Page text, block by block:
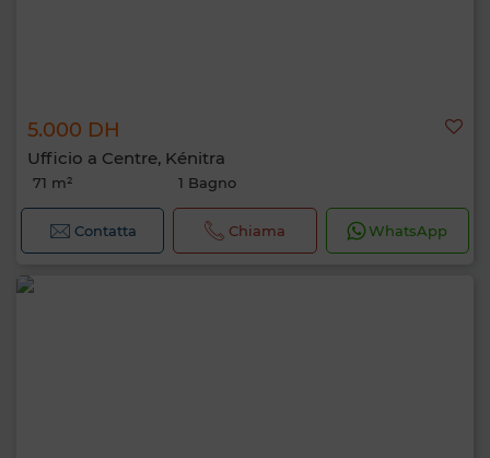
5.000 DH
Ufficio a Centre, Kénitra
71 m² 1 Bagno
Contatta Chiama WhatsApp